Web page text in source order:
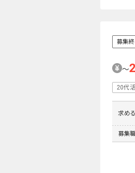
募集
〜
20代
求め
募集